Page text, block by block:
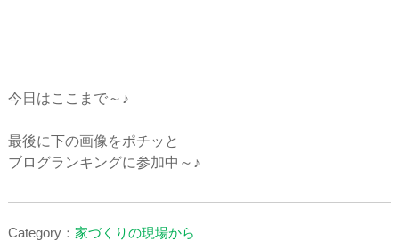
今日はここまで～♪
最後に下の画像をポチッと
ブログランキングに参加中～♪
Category： 家づくりの現場から